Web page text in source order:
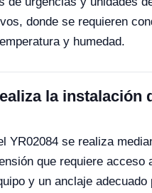
donde se requieren
y humedad.
la instalación
YR02084 se realiza
que requiere acceso
y un anclaje adecuado